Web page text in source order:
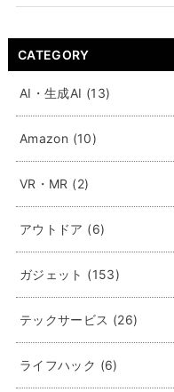
CATEGORY
AI・生成AI (13)
Amazon (10)
VR・MR (2)
アウトドア (6)
ガジェット (153)
テックサービス (26)
ライフハック (6)